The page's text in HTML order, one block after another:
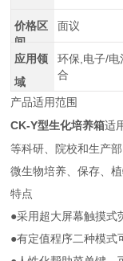
价格区
间
面议
应用领
域
环保,电子/电
合
产品适用范围
CK-Y型生化培养箱适
等科研、院校和生产
微生物培养、保存、
特点
●采用超大屏幕触摸式
●有定值程序二种模式